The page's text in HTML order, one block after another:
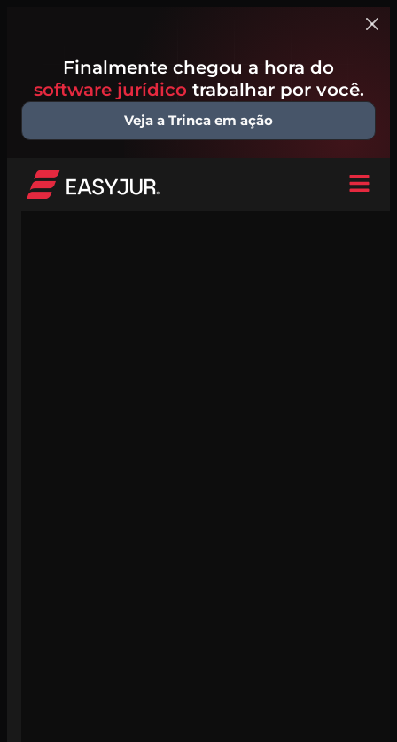
Finalmente chegou a hora do
software jurídico trabalhar por você.
Veja a Trinca em ação